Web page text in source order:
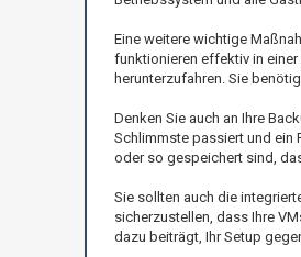
Eine weitere wichtige
funktionieren effektiv in
herunterzufahren. Sie
Denken Sie auch an Ihre
Schlimmste passiert und ein
oder so gespeichert sind,
Sie sollten auch die
sicherzustellen, dass Ihre
dazu beiträgt, Ihr Setup